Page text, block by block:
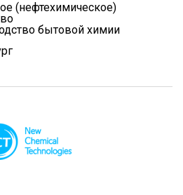
(нефтехимическое)
бытовой химии